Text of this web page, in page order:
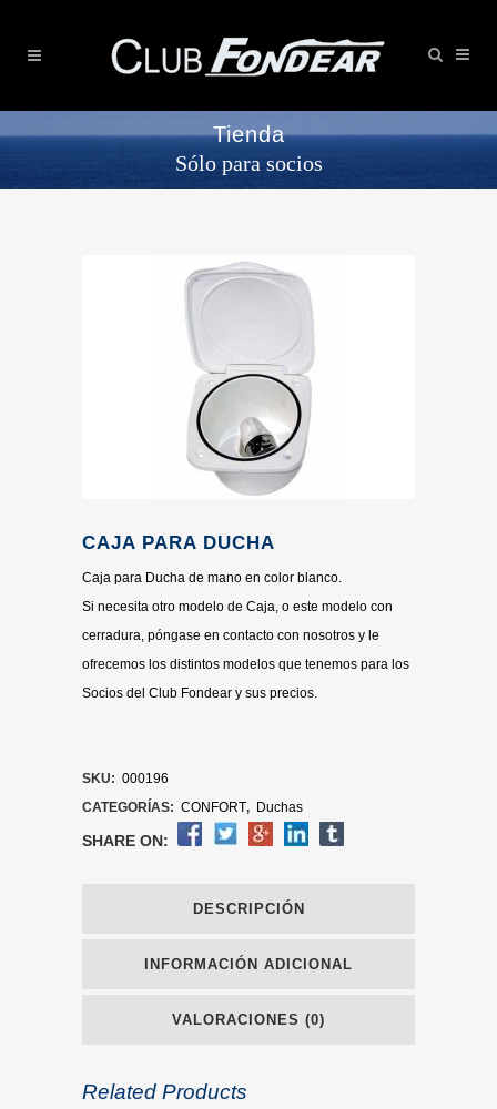
Tienda
Sólo para socios
CAJA PARA DUCHA
Caja para Ducha de mano en color blanco.
Si necesita otro modelo de Caja, o este modelo con
cerradura, póngase en contacto con nosotros y le
ofrecemos los distintos modelos que tenemos para los
Socios del Club Fondear y sus precios.
SKU: 000196
CATEGORÍAS: CONFORT, Duchas
SHARE ON:
DESCRIPCIÓN
INFORMACIÓN ADICIONAL
VALORACIONES (0)
Related Products